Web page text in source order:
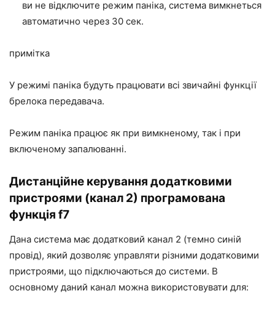
ви не відключите режим паніка, система вимкнеться
автоматично через 30 сек.
примітка
У режимі паніка будуть працювати всі звичайні функції
брелока передавача.
Режим паніка працює як при вимкненому, так і при
включеному запалюванні.
Дистанційне керування додатковими
пристроями (канал 2) програмована
функція f7
Дана система має додатковий канал 2 (темно синій
провід), який дозволяє управляти різними додатковими
пристроями, що підключаються до системи. В
основному даний канал можна використовувати для: